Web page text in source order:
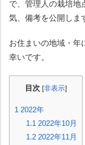
で、管理人の栽培地
気、備考を公開しま
お住まいの地域・年
幸いです。
目次 [非表示]
1 2022年
1.1 2022年10月
1.2 2022年11月